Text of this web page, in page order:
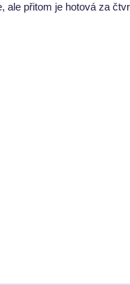
ale přitom je hotová za